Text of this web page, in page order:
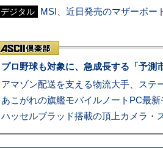
デジタル MSI、近日発売のマザーボー
プロ野球も対象に、急成長する「予